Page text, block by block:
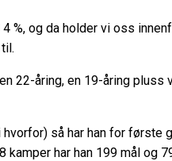
%, og da holder vi oss
22-åring, en 19-åring
så har han for
kamper har han 199 mål